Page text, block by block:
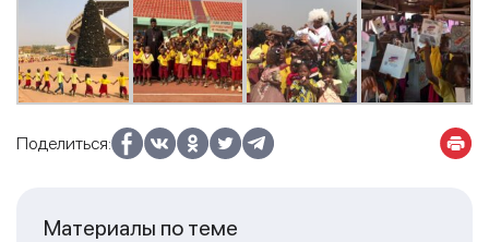
Поделиться:
Материалы по теме